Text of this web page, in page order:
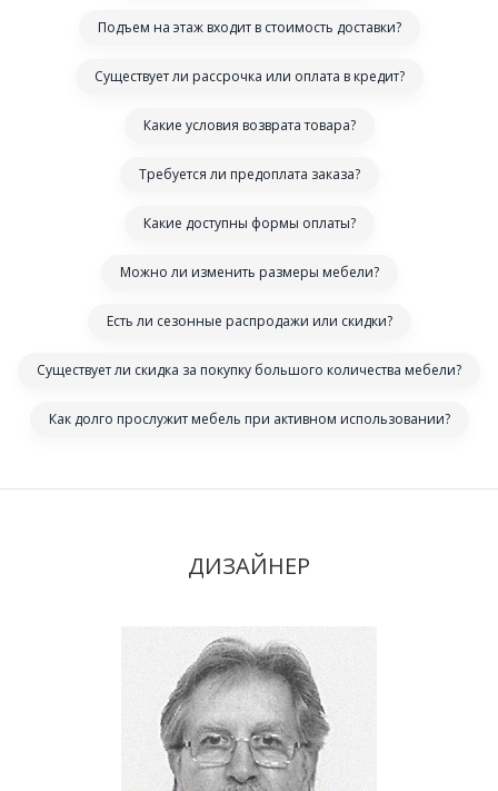
Подъем на этаж входит в стоимость доставки?
Существует ли рассрочка или оплата в кредит?
Какие условия возврата товара?
Требуется ли предоплата заказа?
Какие доступны формы оплаты?
Можно ли изменить размеры мебели?
Есть ли сезонные распродажи или скидки?
Существует ли скидка за покупку большого количества мебели?
Как долго прослужит мебель при активном использовании?
ДИЗАЙНЕР